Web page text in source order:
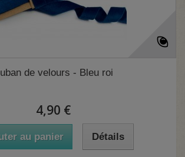
de velours - Bleu roi
4,90 €
au panier Détails